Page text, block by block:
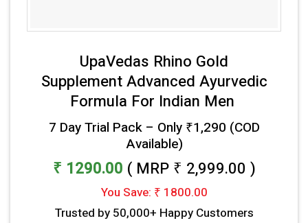
UpaVedas Rhino Gold
SupplementAdvanced Ayurvedic
Formula For Indian Men
7 Day Trial Pack – Only ₹1,290 (COD
Available)
₹ 1290.00 ( MRP ₹ 2,999.00 )
You Save: ₹ 1800.00
Trusted by 50,000+ Happy Customers